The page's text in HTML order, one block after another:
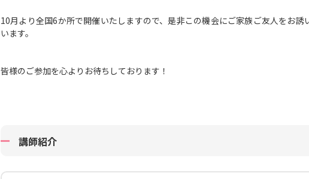
10月より全国6か所で開催いたしますので、是非この機会にご家族ご友人をお
います。
皆様のご参加を心よりお待ちしております！
講師紹介